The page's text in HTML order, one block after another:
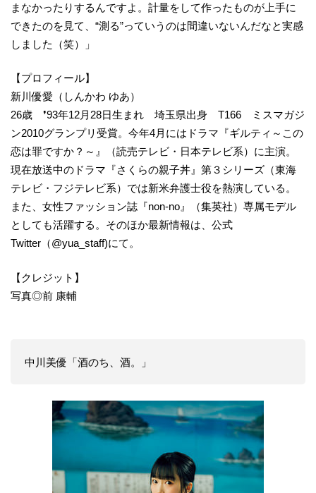
まなかったりするんですよ。計量をして作ったものが上手に
できたのを見て、“測る”っていうのは間違いないんだなと実感
しました（笑）」
【プロフィール】
新川優愛（しんかわ ゆあ）
26歳 ❜93年12月28日生まれ 埼玉県出身 T166 ミスマガジ
ン2010グランプリ受賞。今年4月にはドラマ『ギルティ～この
恋は罪ですか？～』（読売テレビ・日本テレビ系）に主演。
現在放送中のドラマ『さくらの親子丼』第３シリーズ（東海
テレビ・フジテレビ系）では新米弁護士役を熱演している。
また、女性ファッション誌『non-no』（集英社）専属モデル
としても活躍する。そのほか最新情報は、公式
Twitter（@yua_staff)にて。
【クレジット】
写真◎前 康輔
中川美優「酒のち、酒。」